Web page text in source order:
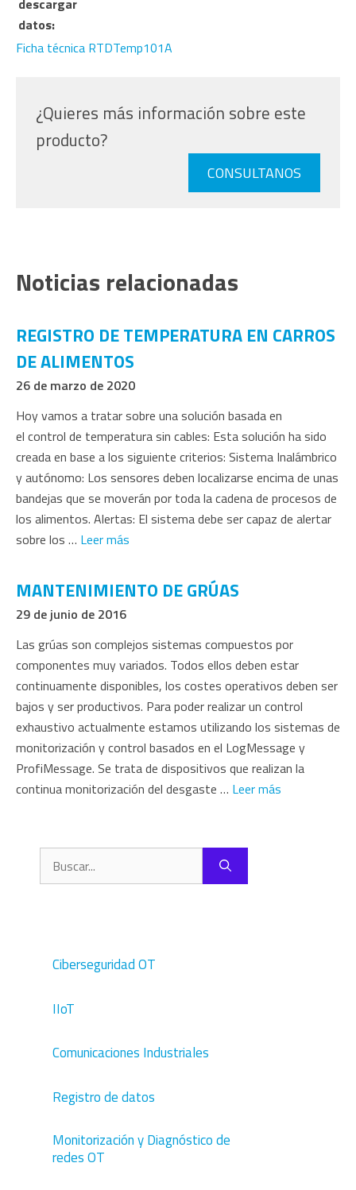
descargar
datos:
Ficha técnica RTDTemp101A
¿Quieres más información sobre este
producto?
CONSULTANOS
Noticias relacionadas
REGISTRO DE TEMPERATURA EN CARROS
DE ALIMENTOS
26 de marzo de 2020
Hoy vamos a tratar sobre una solución basada en
el control de temperatura sin cables: Esta solución ha sido
creada en base a los siguiente criterios: Sistema Inalámbrico
y autónomo: Los sensores deben localizarse encima de unas
bandejas que se moverán por toda la cadena de procesos de
los alimentos. Alertas: El sistema debe ser capaz de alertar
sobre los … Leer más
MANTENIMIENTO DE GRÚAS
29 de junio de 2016
Las grúas son complejos sistemas compuestos por
componentes muy variados. Todos ellos deben estar
continuamente disponibles, los costes operativos deben ser
bajos y ser productivos. Para poder realizar un control
exhaustivo actualmente estamos utilizando los sistemas de
monitorización y control basados en el LogMessage y
ProfiMessage. Se trata de dispositivos que realizan la
continua monitorización del desgaste … Leer más
Buscar:
Ciberseguridad OT
IIoT
Comunicaciones Industriales
Registro de datos
Monitorización y Diagnóstico de
redes OT